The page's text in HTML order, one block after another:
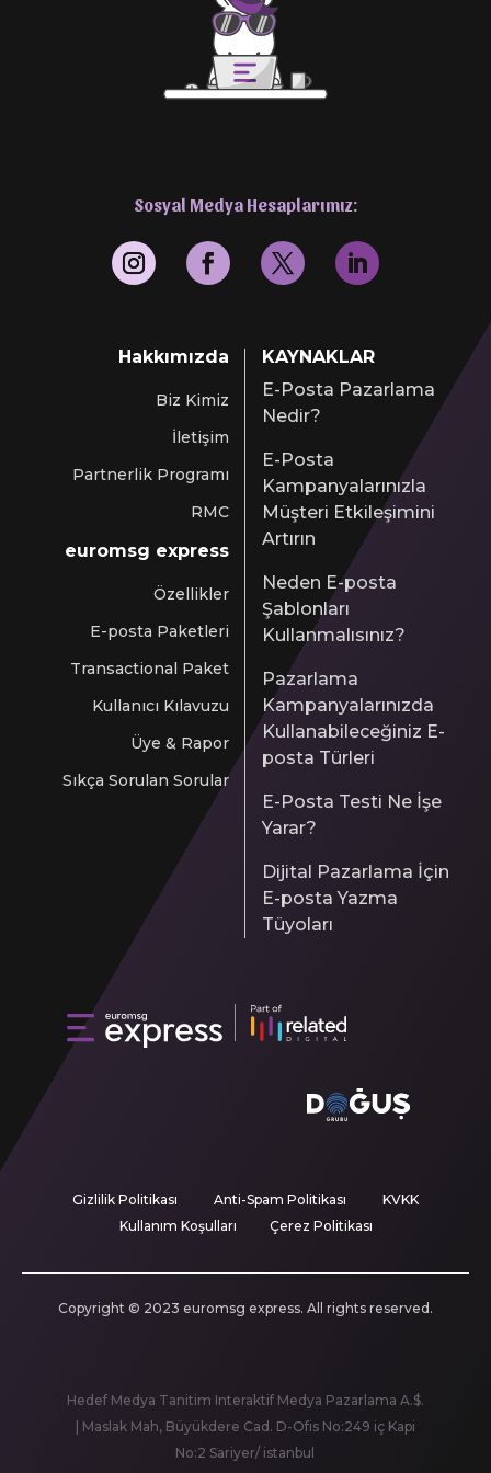
Hakkımızda
Biz Kimiz
İletişim
Partnerlik Programı
RMC
euromsg express
Özellikler
E-posta Paketleri
Transactional Paket
Kullanıcı Kılavuzu
Üye & Rapor
Sıkça Sorulan Sorular
Sosyal Medya Hesaplarımız:
KAYNAKLAR
E-Posta Pazarlama
Nedir?
E-Posta
Kampanyalarınızla
Müşteri Etkileşimini
Artırın
Neden E-posta
Şablonları
Kullanmalısınız?
Pazarlama
Kampanyalarınızda
Kullanabileceğiniz E-
posta Türleri
E-Posta Testi Ne İşe
Yarar?
Dijital Pazarlama İçin
E-posta Yazma
Tüyoları
Gizlilik Politikası Anti-Spam Politikası
KVKK
Kullanım Koşulları
Çerez Politikası
Copyright © 2023 euromsg express. All rights reserved.
Hedef Medya Tanitim Interaktif Medya Pazarlama A.$.
| Maslak Mah, Büyükdere Cad. D-Ofis No:249 iç Kapi
No:2 Sariyer/ istanbul